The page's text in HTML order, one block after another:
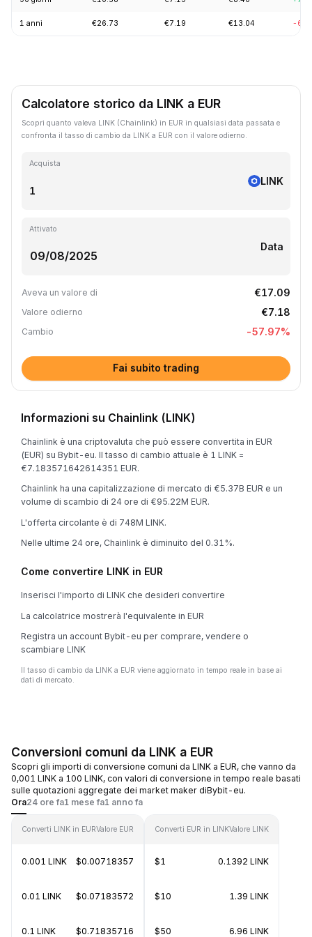
1 anni €26.73 €7.19 €13.04 -
Calcolatore storico da LINK a EUR
Scopri quanto valeva LINK (Chainlink) in EUR in qualsiasi data passata e
confronta il tasso di cambio da LINK a EUR con il valore odierno.
Acquista
LINK
Attivato
Data
Aveva un valore di €17.09
Valore odierno €7.18
Cambio -57.97%
Fai subito trading
Informazioni su Chainlink (LINK)
Chainlink è una criptovaluta che può essere convertita in EUR
(EUR) su Bybit-eu. Il tasso di cambio attuale è 1 LINK =
€7.183571642614351 EUR.
Chainlink ha una capitalizzazione di mercato di €5.37B EUR e un
volume di scambio di 24 ore di €95.22M EUR.
L'offerta circolante è di 748M LINK.
Nelle ultime 24 ore, Chainlink è diminuito del 0.31%.
Come convertire LINK in EUR
Inserisci l'importo di LINK che desideri convertire
La calcolatrice mostrerà l'equivalente in EUR
Registra un account Bybit-eu per comprare, vendere o
scambiare LINK
Il tasso di cambio da LINK a EUR viene aggiornato in tempo reale in base ai
dati di mercato.
Conversioni comuni da LINK a EUR
Scopri gli importi di conversione comuni da LINK a EUR, che vanno da
0,001 LINK a 100 LINK, con valori di conversione in tempo reale basati
sulle quotazioni aggregate dei market maker diBybit-eu.
Ora24 ore fa1 mese fa1 anno fa
Converti LINK in EURValore EUR
0.001 LINK $0.00718357
0.01 LINK $0.07183572
0.1 LINK $0.71835716
Converti EUR in LINKValore LINK
$1 0.1392 LINK
$10 1.39 LINK
$50 6.96 LINK